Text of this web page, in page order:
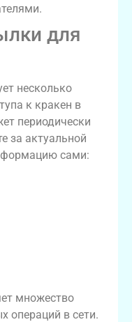
для
несколько
к кракен в
периодически
за актуальной
сами:
множество
операций в сети.